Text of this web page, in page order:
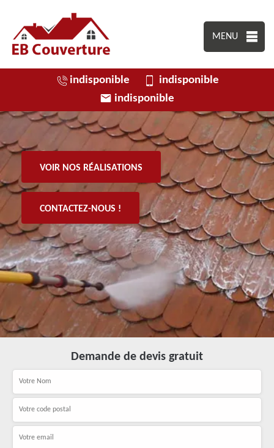
MENU
indisponible
indisponible
indisponible
VOIR NOS RÉALISATIONS
CONTACTEZ-NOUS !
Demande de devis gratuit